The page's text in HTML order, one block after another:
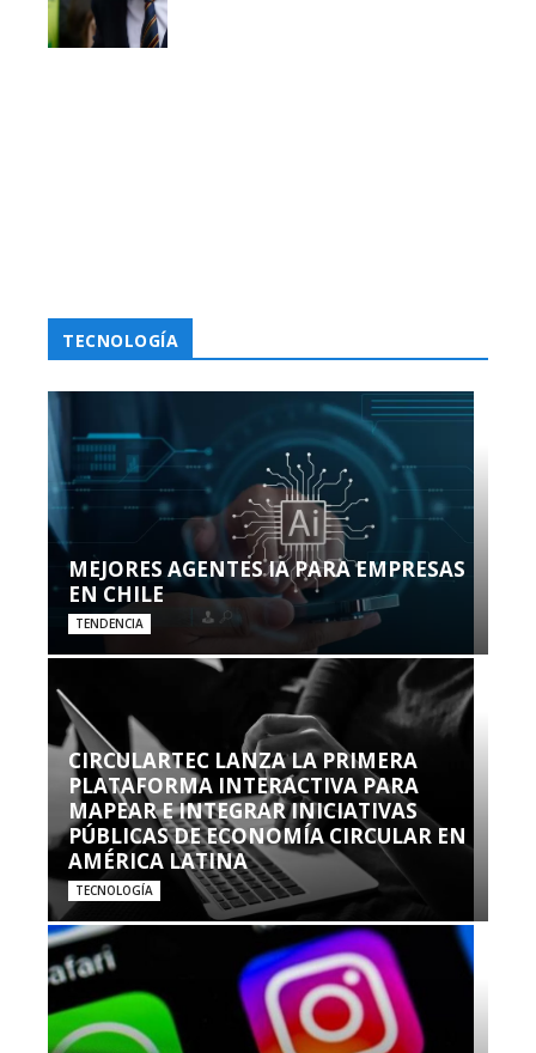
TECNOLOGÍA
MEJORES AGENTES IA PARA EMPRESAS
EN CHILE
TENDENCIA
CIRCULARTEC LANZA LA PRIMERA
PLATAFORMA INTERACTIVA PARA
MAPEAR E INTEGRAR INICIATIVAS
PÚBLICAS DE ECONOMÍA CIRCULAR EN
AMÉRICA LATINA
TECNOLOGÍA